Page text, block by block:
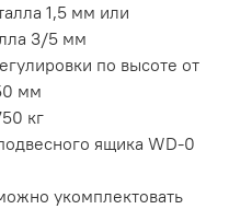
1,5 мм или
3/5 мм
по высоте от
мм
кг
ящика WD-0
укомплектовать